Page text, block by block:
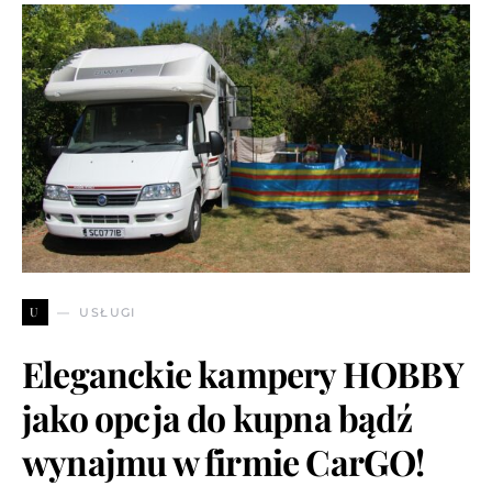
U USŁUGI
Eleganckie kampery HOBBY
jako opcja do kupna bądź
wynajmu w firmie CarGO!